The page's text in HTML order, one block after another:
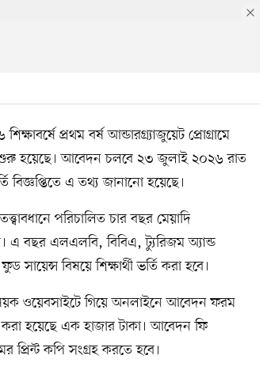
প্রথম বর্ষ আন্ডারগ্র্যাজুয়েট প্রোগ্রামে
হয়েছে। আবেদন চলবে ২৩ জুলাই ২০২৬ রাত
বিজ্ঞপ্তিতে এ তথ্য জানানো হয়েছে।
পরিচালিত চার বছর মেয়াদি
এ বছর এলএলবি, বিবিএ, ট্যুরিজম অ্যান্ড
সায়েন্স বিষয়ে শিক্ষার্থী ভর্তি করা হবে।
ওয়েবসাইটে গিয়ে অনলাইনে আবেদন ফরম
হয়েছে এক হাজার টাকা। আবেদন ফি
কপি সংগ্রহ করতে হবে।